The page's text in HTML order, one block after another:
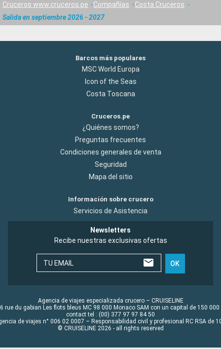
Cruceros www.cruceros.pe Compañías
Costa Cruceros
Salida en septiembre 2026 - 2027
Barcos más populares
MSC World Europa
Icon of the Seas
Costa Toscana
Cruceros.pe
¿Quiénes somos?
Preguntas frecuentes
Condiciones generales de venta
Seguridad
Mapa del sitio
Información sobre crucero
Servicios de Asistencia
Newsletters
Recibe nuestras exclusivas ofertas
TU EMAIL OK
Agencia de viajes especializada crucero – CRUISELINE
rue du gabian Les flots bleus MC 98 000 Monaco SAM con un capital de 150 000
contact tel : (00) 377 97 97 84 50
de viajes n° 006 02 0007 – Responsabilidad civil y profesional RC RSA de
© CRUISELINE 2026 - all rights reserved